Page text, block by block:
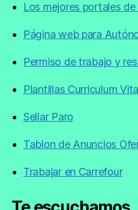
Los mejores portales de
Página web para
Permiso de trabajo y
Plantillas Curriculum
Sellar Paro
Tablon de Anuncios
Trabajar en Carrefour